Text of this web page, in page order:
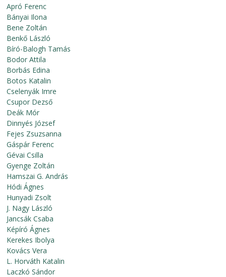
Apró Ferenc
Bányai Ilona
Bene Zoltán
Benkő László
Bíró-Balogh Tamás
Bodor Attila
Borbás Edina
Botos Katalin
Cselenyák Imre
Csupor Dezső
Deák Mór
Dinnyés József
Fejes Zsuzsanna
Gáspár Ferenc
Gévai Csilla
Gyenge Zoltán
Hamszai G. András
Hódi Ágnes
Hunyadi Zsolt
J. Nagy László
Jancsák Csaba
Képíró Ágnes
Kerekes Ibolya
Kovács Vera
L. Horváth Katalin
Laczkó Sándor